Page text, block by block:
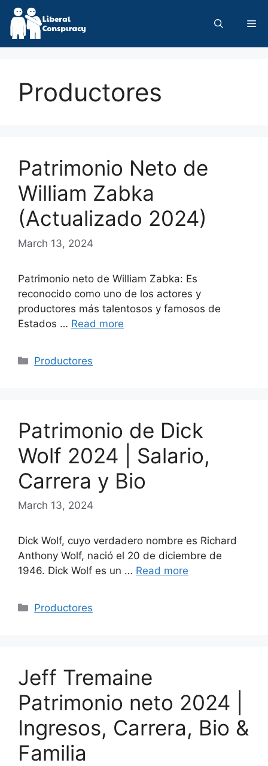
Skip
content
Productores
Patrimonio Neto de
William Zabka
(Actualizado 2024)
March 13, 2024
Patrimonio neto de William Zabka: Es
reconocido como uno de los actores y
productores más talentosos y famosos de
Estados … Read more
Categories
Productores
Patrimonio de Dick
Wolf 2024 | Salario,
Carrera y Bio
March 13, 2024
Dick Wolf, cuyo verdadero nombre es Richard
Anthony Wolf, nació el 20 de diciembre de
1946. Dick Wolf es un … Read more
Categories
Productores
Jeff Tremaine
Patrimonio neto 2024 |
Ingresos, Carrera, Bio &
Familia